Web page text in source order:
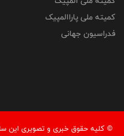
کمیته ملی پاراالمپیک
فدراسیون جهانی
© کليه حقوق خبری و تصويری اين